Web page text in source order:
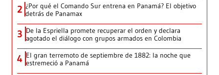
2 ¿Por qué el Comando Sur entrena en Panamá? El objetivo
detrás de Panamax
3 De la Espriella promete recuperar el orden y declara
agotado el diálogo con grupos armados en Colombia
4 El gran terremoto de septiembre de 1882: la noche que
estremeció a Panamá